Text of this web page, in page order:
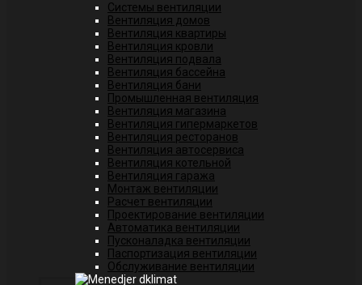
Системы вентиляции
Вентиляция домов
Вентиляция квартиры
Вентиляция кровли
Вентиляция подвала
Вентиляция бассейна
Вентиляция бани
Промышленная вентиляция
Вентиляция магазина
Вентиляция гипермаркетов
Вентиляция ресторанов
Вентиляция автосервиса
Вентиляция котельной
Вентиляция гаража
Монтаж вентиляции
Расчет вентиляции
Проектирование вентиляции
Автоматика вентиляции
Пусконаладка вентиляции
Паспортизация вентиляции
Обслуживание вентиляции